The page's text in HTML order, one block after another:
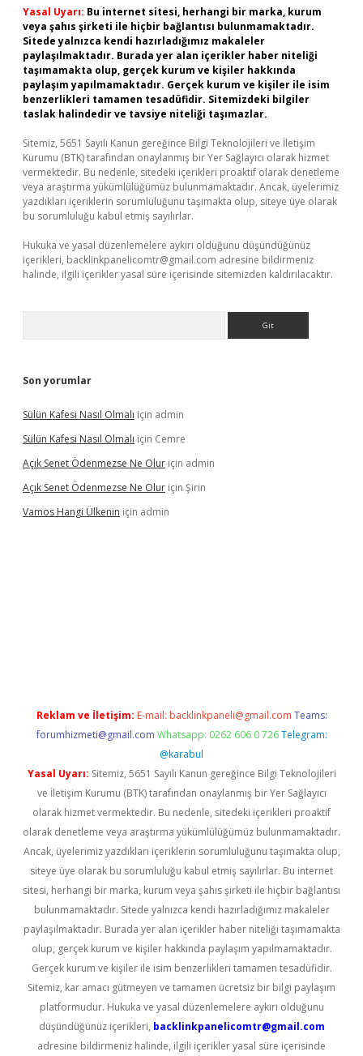
Yasal Uyarı: Bu internet sitesi, herhangi bir marka, kurum
veya şahıs şirketi ile hiçbir bağlantısı bulunmamaktadır.
Sitede yalnızca kendi hazırladığımız makaleler
paylaşılmaktadır. Burada yer alan içerikler haber niteliği
taşımamakta olup, gerçek kurum ve kişiler hakkında
paylaşım yapılmamaktadır. Gerçek kurum ve kişiler ile isim
benzerlikleri tamamen tesadüfidir. Sitemizdeki bilgiler
taslak halindedir ve tavsiye niteliği taşımazlar.
Sitemiz, 5651 Sayılı Kanun gereğince Bilgi Teknolojileri ve İletişim
Kurumu (BTK) tarafından onaylanmış bir Yer Sağlayıcı olarak hizmet
vermektedir. Bu nedenle, sitedeki içerikleri proaktif olarak denetleme
veya araştırma yükümlülüğümüz bulunmamaktadır. Ancak, üyelerimiz
yazdıkları içeriklerin sorumluluğunu taşımakta olup, siteye üye olarak
bu sorumluluğu kabul etmiş sayılırlar.
Hukuka ve yasal düzenlemelere aykırı olduğunu düşündüğünüz
içerikleri, backlinkpanelicomtr@gmail.com adresine bildirmeniz
halinde, ilgili içerikler yasal süre içerisinde sitemizden kaldırılacaktır.
Son yorumlar
Sülün Kafesi Nasıl Olmalı için admin
Sülün Kafesi Nasıl Olmalı için Cemre
Açık Senet Ödenmezse Ne Olur için admin
Açık Senet Ödenmezse Ne Olur için Şirin
Vamos Hangi Ülkenin için admin
Reklam ve İletişim: E-mail: backlinkpaneli@gmail.com Teams:
forumhizmeti@gmail.com Whatsapp: 0262 606 0 726 Telegram:
@karabul
Yasal Uyarı: Sitemiz, 5651 Sayılı Kanun gereğince Bilgi Teknolojileri
ve İletişim Kurumu (BTK) tarafından onaylanmış bir Yer Sağlayıcı
olarak hizmet vermektedir. Bu nedenle, sitedeki içerikleri proaktif
olarak denetleme veya araştırma yükümlülüğümüz bulunmamaktadır.
Ancak, üyelerimiz yazdıkları içeriklerin sorumluluğunu taşımakta olup,
siteye üye olarak bu sorumluluğu kabul etmiş sayılırlar. Bu internet
sitesi, herhangi bir marka, kurum veya şahıs şirketi ile hiçbir bağlantısı
bulunmamaktadır. Sitede yalnızca kendi hazırladığımız makaleler
paylaşılmaktadır. Burada yer alan içerikler haber niteliği taşımamakta
olup, gerçek kurum ve kişiler hakkında paylaşım yapılmamaktadır.
Gerçek kurum ve kişiler ile isim benzerlikleri tamamen tesadüfidir.
Sitemiz, kar amacı gütmeyen ve tamamen ücretsiz bir bilgi paylaşım
platformudur. Hukuka ve yasal düzenlemelere aykırı olduğunu
düşündüğünüz içerikleri, backlinkpanelicomtr@gmail.com
adresine bildirmeniz halinde, ilgili içerikler yasal süre içerisinde